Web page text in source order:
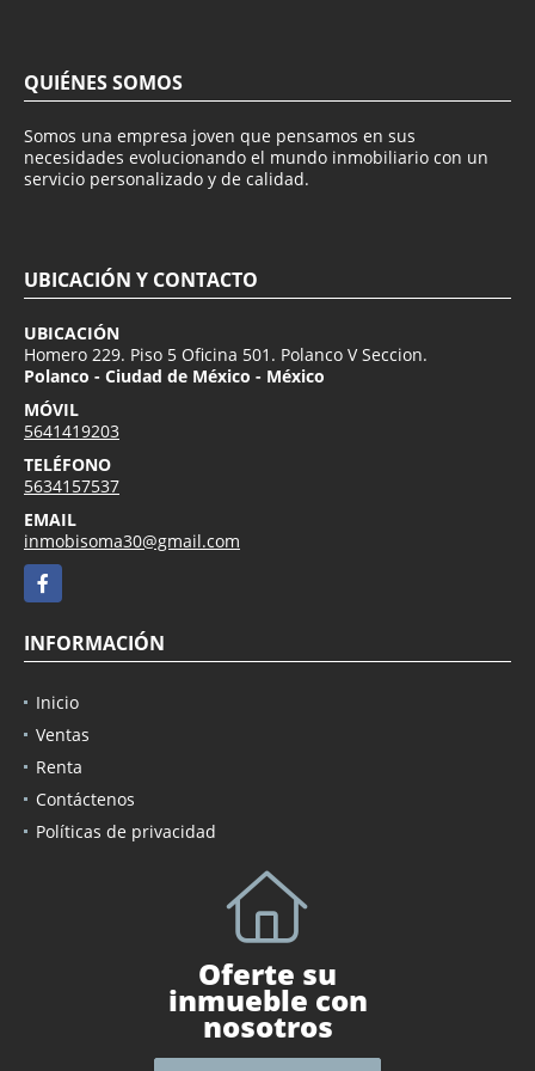
QUIÉNES SOMOS
Somos una empresa joven que pensamos en sus
necesidades evolucionando el mundo inmobiliario con un
servicio personalizado y de calidad.
UBICACIÓN Y CONTACTO
UBICACIÓN
Homero 229. Piso 5 Oficina 501. Polanco V Seccion.
Polanco - Ciudad de México - México
MÓVIL
5641419203
TELÉFONO
5634157537
EMAIL
inmobisoma30@gmail.com
Facebook
INFORMACIÓN
Inicio
Ventas
Renta
Contáctenos
Políticas de privacidad
Oferte su
inmueble con
nosotros